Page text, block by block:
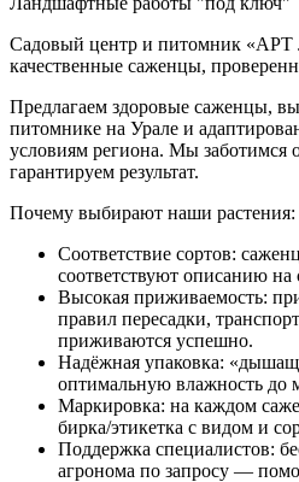
Садовый центр и питомник
качественные саженцы,
Предлагаем здоровые саженцы,
питомнике на Урале и
условиям региона. Мы заботимся
гарантируем результат.
Почему выбирают наши растения:
Соответствие сортов:
соответствуют описанию на
Высокая приживаемость:
правил пересадки,
приживаются успешно.
Надёжная упаковка:
оптимальную влажность до
Маркировка: на каждом
бирка/этикетка с видом и
Поддержка специалистов:
агронома по запросу —